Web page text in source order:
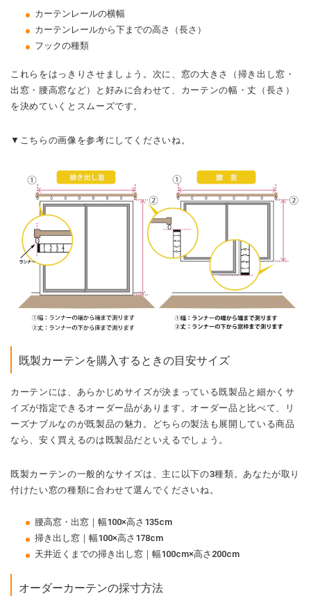
カーテンレールの横幅
カーテンレールから下までの高さ（長さ）
フックの種類
これらをはっきりさせましょう。次に、窓の大きさ（掃き出し窓・
出窓・腰高窓など）と好みに合わせて、カーテンの幅・丈（長さ）
を決めていくとスムーズです。
▼こちらの画像を参考にしてくださいね。
既製カーテンを購入するときの目安サイズ
カーテンには、あらかじめサイズが決まっている既製品と細かくサ
イズが指定できるオーダー品があります。オーダー品と比べて、リ
ーズナブルなのが既製品の魅力。どちらの製法も展開している商品
なら、安く買えるのは既製品だといえるでしょう。
既製カーテンの一般的なサイズは、主に以下の3種類。あなたが取り
付けたい窓の種類に合わせて選んでくださいね。
腰高窓・出窓｜幅100×高さ135cm
掃き出し窓｜幅100×高さ178cm
天井近くまでの掃き出し窓｜幅100cm×高さ200cm
オーダーカーテンの採寸方法